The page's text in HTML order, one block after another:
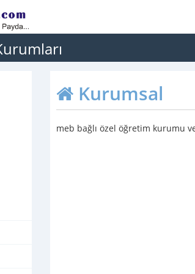
Kurumsal
meb bağlı özel öğretim kurumu